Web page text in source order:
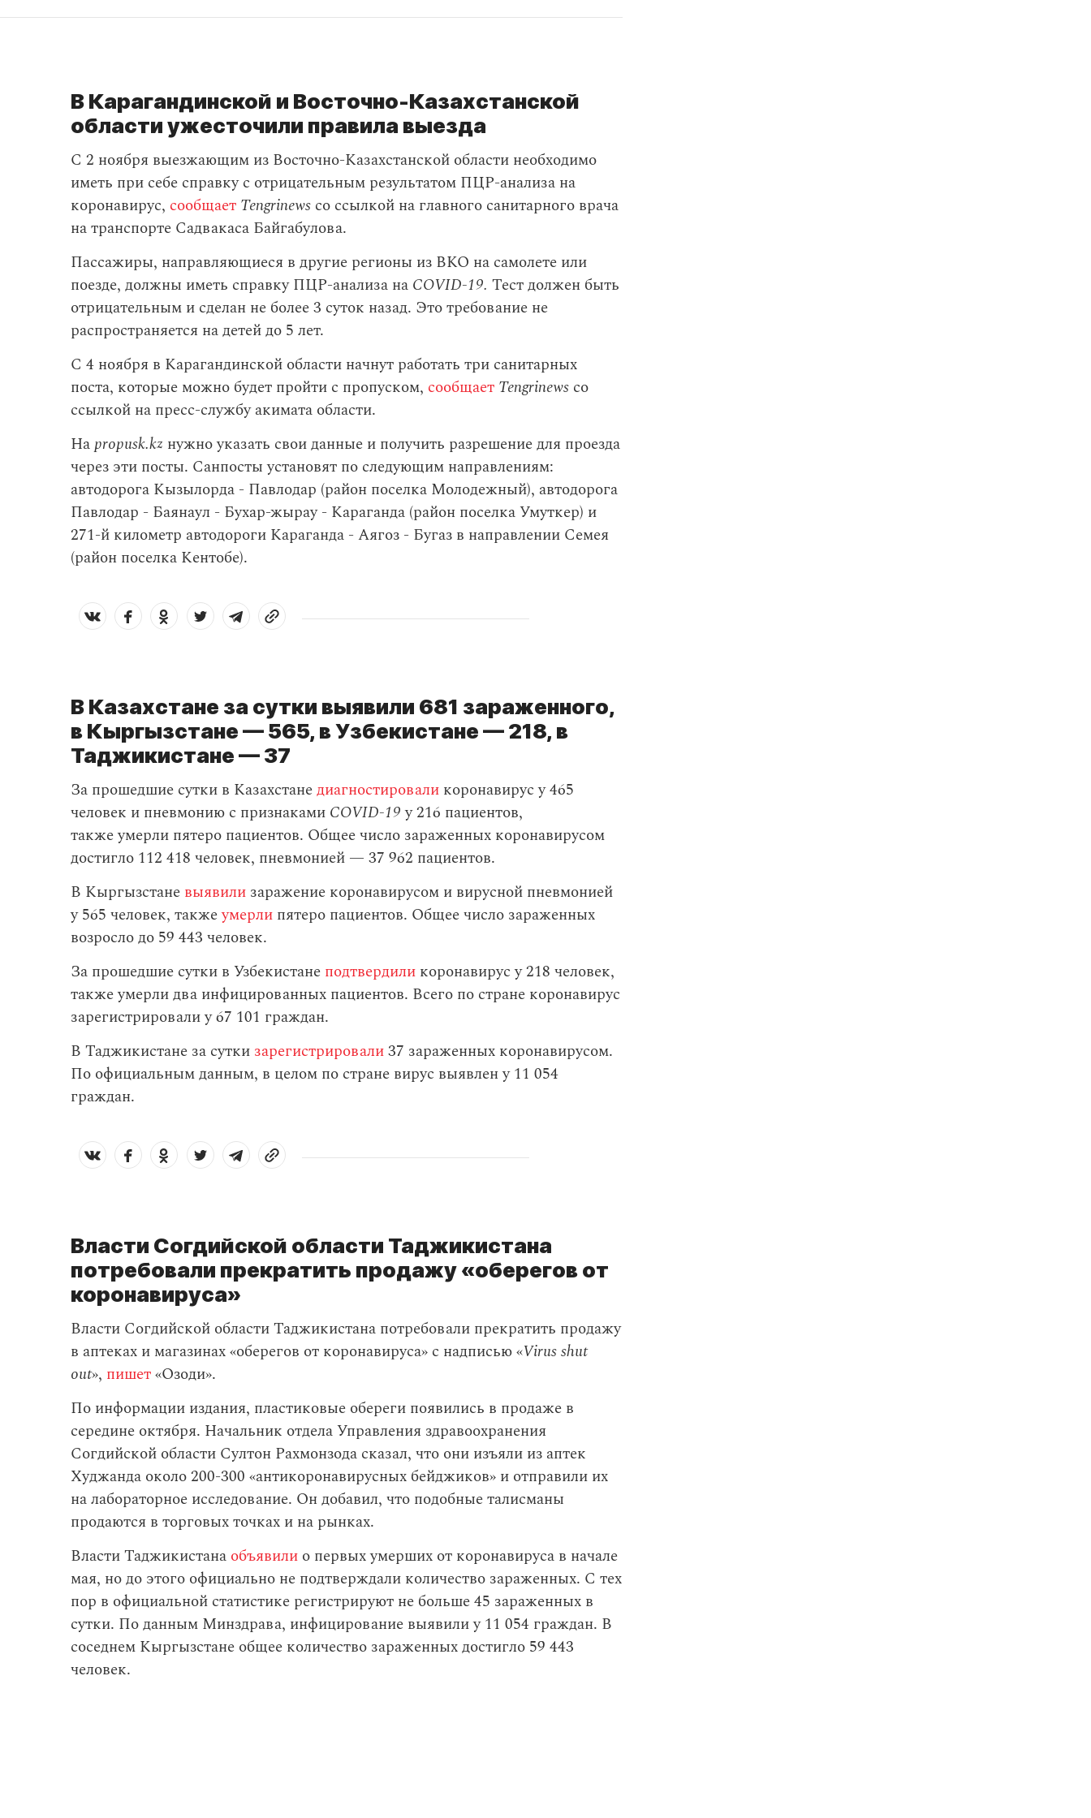
В Карагандинской и Восточно-Казахстанской
области ужесточили правила выезда
С 2 ноября выезжающим из Восточно-Казахстанской области необходимо
иметь при себе справку с отрицательным результатом ПЦР-анализа на
коронавирус, сообщает Tengrinews со ссылкой на главного санитарного врача
на транспорте Садвакаса Байгабулова.
Пассажиры, направляющиеся в другие регионы из ВКО на самолете или
поезде, должны иметь справку ПЦР-анализа на COVID-19. Тест должен быть
отрицательным и сделан не более 3 суток назад. Это требование не
распространяется на детей до 5 лет.
С 4 ноября в Карагандинской области начнут работать три санитарных
поста, которые можно будет пройти с пропуском, сообщает Tengrinews со
ссылкой на пресс-службу акимата области.
Наpropusk.kz нужно указать свои данные и получить разрешение для проезда
через эти посты. Санпосты установят по следующим направлениям:
автодорога Кызылорда - Павлодар (район поселка Молодежный), автодорога
Павлодар - Баянаул - Бухар-жырау - Караганда (район поселка Умуткер) и
271-й километр автодороги Караганда - Аягоз - Бугаз в направлении Семея
(район поселка Кентобе).
В Казахстане за сутки выявили 681 зараженного,
в Кыргызстане — 565, в Узбекистане — 218, в
Таджикистане — 37
За прошедшие сутки в Казахстанедиагностировали коронавирус у 465
человек и пневмонию с признаками COVID-19у 216 пациентов,
также умерли пятеро пациентов. Общее число зараженных коронавирусом
достигло 112 418 человек, пневмонией — 37 962 пациентов.
В Кыргызстане выявили заражение коронавирусом и вирусной пневмонией
у 565 человек, такжеумерли пятеро пациентов. Общее число зараженных
возросло до 59 443 человек.
За прошедшие сутки в Узбекистане подтвердили коронавирус у 218 человек,
также умерли два инфицированных пациентов. Всего по стране коронавирус
зарегистрировали у 67 101 граждан.
В Таджикистане за сутки зарегистрировали37 зараженных коронавирусом.
По официальным данным, в целом по стране вирус выявлен у 11 054
граждан.
Власти Согдийской области Таджикистана
потребовали прекратить продажу «оберегов от
коронавируса»
Власти Согдийской области Таджикистана потребовали прекратить продажу
в аптеках и магазинах «оберегов от коронавируса» с надписью «Virus shut
out», пишет«Озоди».
По информации издания, пластиковые обереги появились в продаже в
середине октября. Начальник отдела Управления здравоохранения
Согдийской области Султон Рахмонзода сказал, что они изъяли из аптек
Худжанда около 200-300 «антикоронавирусных бейджиков» и отправили их
на лабораторное исследование. Он добавил, что подобные талисманы
продаются в торговых точках и на рынках.
Власти Таджикистана объявили о первых умерших от коронавируса в начале
мая, но до этого официально не подтверждали количество зараженных. С тех
пор в официальной статистике регистрируют не больше 45 зараженных в
сутки. По данным Минздрава, инфицирование выявили у 11 054 граждан. В
соседнем Кыргызстане общее количество зараженных достигло 59 443
человек.